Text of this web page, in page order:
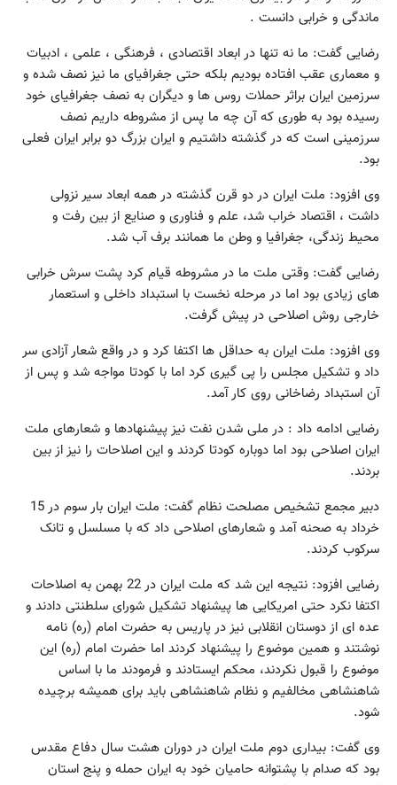
ماندگی و خرابی دانست .
رضایی گفت: ما نه تنها در ابعاد اقتصادی ، فرهنگی ، علمی ، ادبیات
و معماری عقب افتاده بودیم بلکه حتی جغرافیای ما نیز نصف شده و
سرزمین ایران براثر حملات روس ها و دیگران به نصف جغرافیای خود
رسیده بود به طوری که آن چه ما پس از مشروطه داریم نصف
سرزمینی است که در گذشته داشتیم و ایران بزرگ دو برابر ایران فعلی
بود.
وی افزود: ملت ایران در دو قرن گذشته در همه ابعاد سیر نزولی
داشت ، اقتصاد خراب شد، علم و فناوری و صنایع از بین رفت و
محیط زندگی، جغرافیا و وطن ما همانند برف آب شد.
رضایی گفت: وقتی ملت ما در مشروطه قیام کرد پشت سرش خرابی
های زیادی بود اما در مرحله نخست با استبداد داخلی و استعمار
خارجی روش اصلاحی در پیش گرفت.
وی افزود: ملت ایران به حداقل ها اکتفا کرد و در واقع شعار آزادی سر
داد و تشکیل مجلس را پی گیری کرد اما با کودتا مواجه شد و پس از
آن استبداد رضاخانی روی کار آمد.
رضایی ادامه داد : در ملی شدن نفت نیز پیشنهادها و شعارهای ملت
ایران اصلاحی بود اما دوباره کودتا کردند و این اصلاحات را نیز از بین
بردند.
دبیر مجمع تشخیص مصلحت نظام گفت: ملت ایران بار سوم در 15
خرداد به صحنه آمد و شعارهای اصلاحی داد که با مسلسل و تانک
سرکوب کردند.
رضایی افزود: نتیجه این شد که ملت ایران در 22 بهمن به اصلاحات
اکتفا نکرد حتی امریکایی ها پیشنهاد تشکیل شورای سلطنتی دادند و
عده ای از دوستان انقلابی نیز در پاریس به حضرت امام (ره) نامه
نوشتند و همین موضوع را پیشنهاد کردند اما حضرت امام (ره) این
موضوع را قبول نکردند، محکم ایستادند و فرمودند ما با اساس
شاهنشاهی مخالفیم و نظام شاهنشاهی باید برای همیشه برچیده
شود.
وی گفت: بیداری دوم ملت ایران در دوران هشت سال دفاع مقدس
بود که صدام با پشتوانه حامیان خود به ایران حمله و پنج استان